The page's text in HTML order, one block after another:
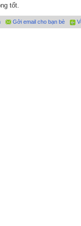
tốt.
Gởi email cho bạn bè